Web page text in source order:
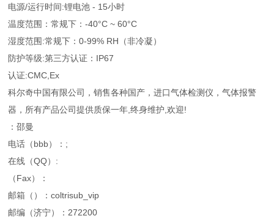
电源/运行时间:锂电池 - 15小时
温度范围：常规下：-40°C ~ 60°C
湿度范围:常规下：0-99% RH（非冷凝）
防护等级:第三方认证：IP67
认证:CMC,Ex
科尔奇中国有限公司，销售各种国产，进口气体检测仪，气体报警
器，所有产品公司提供质保一年,终身维护,欢迎!
：邵曼
电话（bbb）：;
在线（QQ）:
（Fax）：
邮箱（）：coltrisub_vip
邮编（济宁）：272200